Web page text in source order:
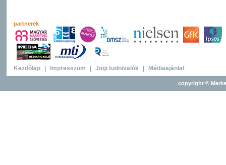
partnerek
Kezdőlap Impresszum Jogi tudnivalók Médiaajánlat
copyright ©